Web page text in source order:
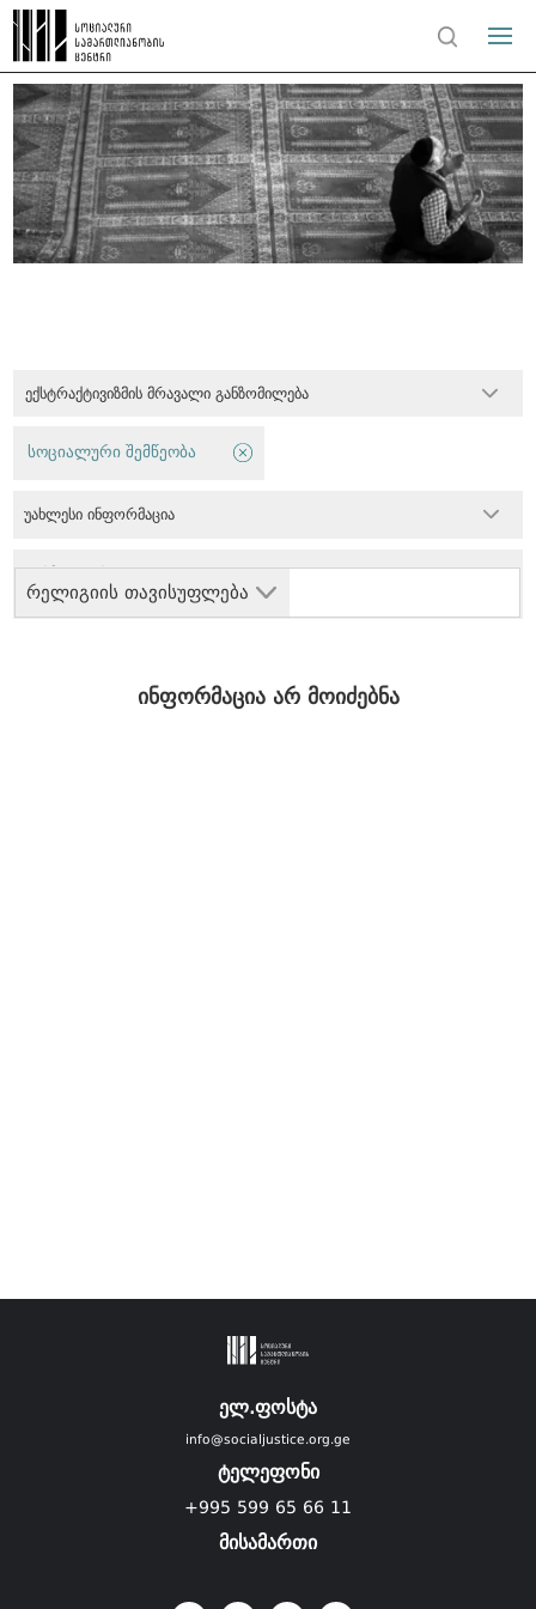
ექსტრაქტივიზმის მრავალი განზომილება
რელიგიის თავისუფლება
სოციალური შემწეობა
უახლესი ინფორმაცია
ინფორმაცია არ მოიძებნა
ელ.ფოსტა
info@socialjustice.org.ge
ტელეფონი
+995 599 65 66 11
მისამართი